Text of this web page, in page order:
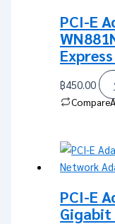
PCI-E
฿450.00
Compare
PCI-E
Gigabit